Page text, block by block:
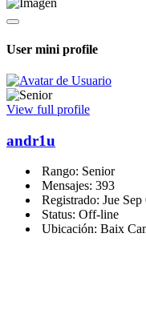
User mini profile
View full profile
andr1u
Rango: Senior
Mensajes: 393
Registrado: Jue
Status: Off-line
Ubicación: Baix